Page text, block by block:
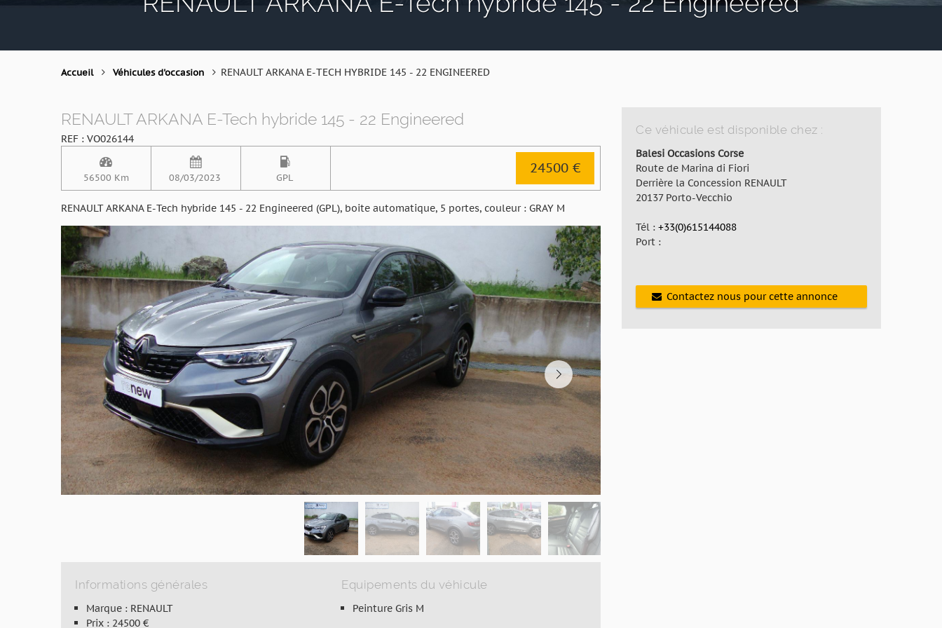
Accueil Véhicules d'occasion RENAULT ARKANA E-TECH HYBRIDE 145 - 22 ENGINEERED
RENAULT ARKANA E-Tech hybride 145 - 22 Engineered
REF : VO026144
56500 Km 08/03/2023 GPL
24500 €
RENAULT ARKANA E-Tech hybride 145 - 22 Engineered (GPL), boite automatique, 5 portes, couleur : GRAY M
Informations générales
Marque : RENAULT
Prix : 24500 €
Equipements du véhicule
Peinture Gris M
Ce véhicule est disponible chez :
Balesi Occasions Corse
Route de Marina di Fiori
Derrière la Concession RENAULT
20137 Porto-Vecchio
Tél :+33(0)615144088
Port :
Contactez nous pour cette annonce